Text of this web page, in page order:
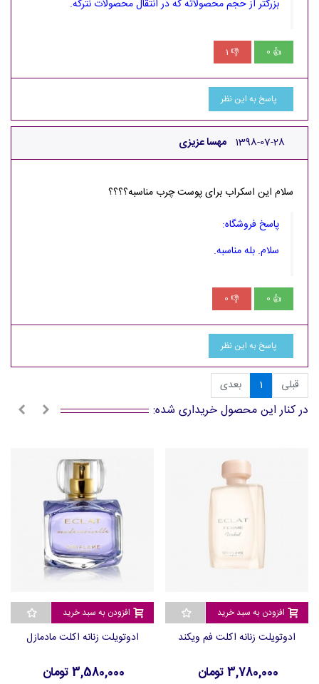
بزرگتر از حجم محصولاته که در انتقال محصولات نترکه.
👍
0
👎
1
پاسخ به این نظر
مهسا عزیزی 1398-07-28
سلام این اسکراب برای پوست چرب مناسبه؟؟؟؟
پاسخ فروشگاه:
سلام. بله مناسبه.
👍
0
👎
0
پاسخ به این نظر
قبلی 1 بعدی
در کنار این محصول خریداری شده:
افزودن به سبد خرید
ادوتویلت زنانه اکلت فم ویکند
3,780,000 تومان
افزودن به سبد خرید
ادوتویلت زنانه اکلت مادمازل
3,580,000 تومان